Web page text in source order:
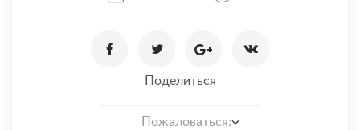
Поделиться
Пожаловаться: